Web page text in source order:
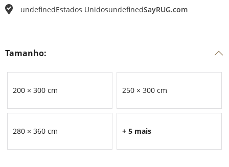
undefinedEstados UnidosundefinedSayRUG.com
Tamanho:
200 × 300 cm 250 × 300 cm
280 × 360 cm + 5 mais